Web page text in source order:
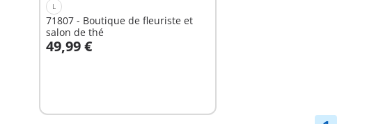
L
71807 - Boutique de fleuriste et
salon de thé
49,99 €
Au panier